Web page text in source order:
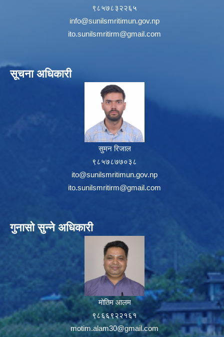
९८५७८३२२६५
info@sunilsmritimun.gov.np
ito.sunilsmritirm@gmail.com
सूचना अधिकारी
सुमन रिजाल
९८५७८७७०३८
ito@sunilsmritimun.gov.np
ito.sunilsmritirm@gmail.com
गुनासो सुन्ने अधिकारी
मोतिम आलम
९८६६९२२१६१
motim.alam30@gmail.com